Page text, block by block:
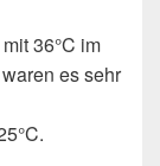
36°C im
es sehr